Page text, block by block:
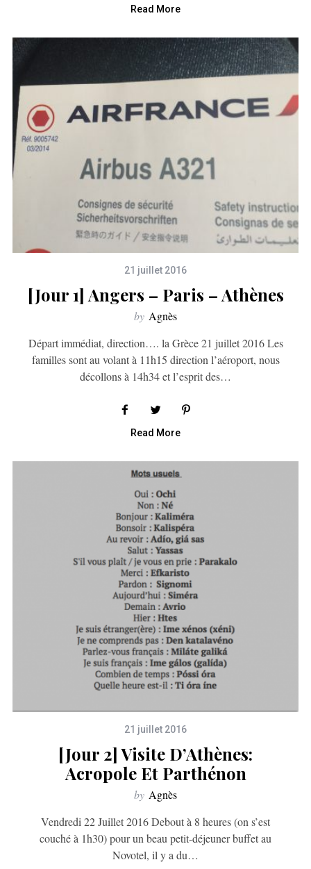
Read More
21 juillet 2016
[Jour 1] Angers – Paris – Athènes
by Agnès
Départ immédiat, direction…. la Grèce 21 juillet 2016 Les
familles sont au volant à 11h15 direction l’aéroport, nous
décollons à 14h34 et l’esprit des…
Read More
21 juillet 2016
[jour 2] Visite D’Athènes:
Acropole Et Parthénon
by Agnès
Vendredi 22 Juillet 2016 Debout à 8 heures (on s’est
couché à 1h30) pour un beau petit-déjeuner buffet au
Novotel, il y a du…